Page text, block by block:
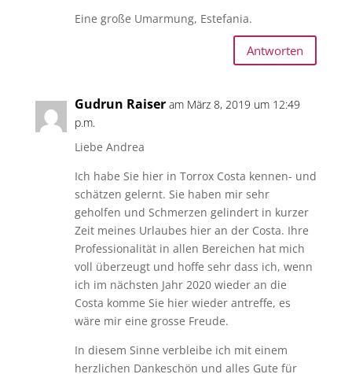
Eine große Umarmung, Estefania.
Antworten
Gudrun Raiser am März 8, 2019 um 12:49
p.m.
Liebe Andrea
Ich habe Sie hier in Torrox Costa kennen- und
schätzen gelernt. Sie haben mir sehr
geholfen und Schmerzen gelindert in kurzer
Zeit meines Urlaubes hier an der Costa. Ihre
Professionalität in allen Bereichen hat mich
voll überzeugt und hoffe sehr dass ich, wenn
ich im nächsten Jahr 2020 wieder an die
Costa komme Sie hier wieder antreffe, es
wäre mir eine grosse Freude.
In diesem Sinne verbleibe ich mit einem
herzlichen Dankeschön und alles Gute für